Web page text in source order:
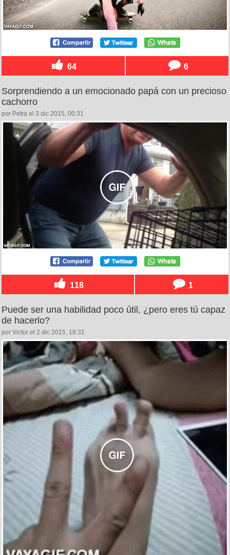
64 6
Sorprendiendo a un emocionado papá con un precioso
cachorro
por Petra el 3 dic 2015, 00:31
118 1
Puede ser una habilidad poco útil, ¿pero eres tú capaz
de hacerlo?
por Victor el 2 dic 2015, 18:31